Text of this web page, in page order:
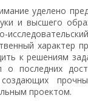
уделено
и высшего
характер
к решениям
о последних
проектом.